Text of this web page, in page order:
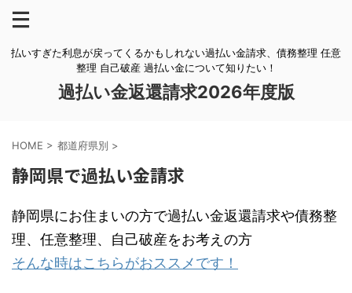
払いすぎた利息が戻ってくるかもしれない過払い金請求、債務整理 任意
整理 自己破産 過払い金について知りたい！
過払い金返還請求2026年度版
HOME > 都道府県別 >
静岡県で過払い金請求
静岡県にお住まいの方で過払い金返還請求や債務整
理、任意整理、自己破産をお考えの方
そんな時はこちらがおススメです！